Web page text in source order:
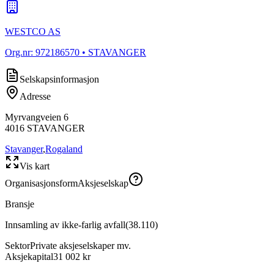
WESTCO AS
Org.nr: 972186570 • STAVANGER
Selskapsinformasjon
Adresse
Myrvangveien 6
4016 STAVANGER
Stavanger,Rogaland
Vis kart
OrganisasjonsformAksjeselskap
Bransje
Innsamling av ikke-farlig avfall(38.110)
SektorPrivate aksjeselskaper mv.
Aksjekapital31 002 kr